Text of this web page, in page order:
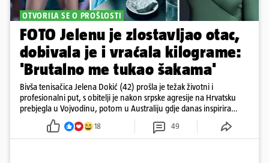
OTVORILA SE O PROŠLOSTI
FOTO Jelenu je zlostavljao otac,
dobivala je i vraćala kilograme:
'Brutalno me tukao šakama'
Bivša tenisačica Jelena Dokić (42) prošla je težak životni i
profesionalni put, s obitelji je nakon srpske agresije na Hrvatsku
prebjegla u Vojvodinu, potom u Australiju gdje danas inspirira
18 49